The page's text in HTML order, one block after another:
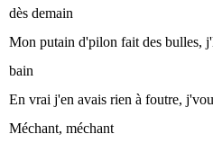
dès demain
Mon putain d'pilon fait des bulles,
bain
En vrai j'en avais rien à foutre,
Méchant, méchant